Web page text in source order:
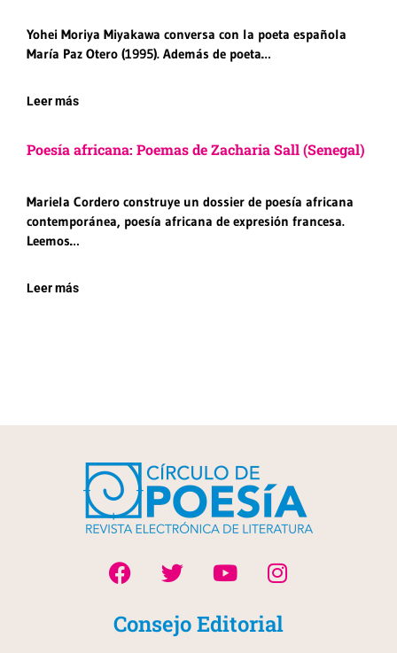
Yohei Moriya Miyakawa conversa con la poeta española
María Paz Otero (1995). Además de poeta…
Leer más
Poesía africana: Poemas de Zacharia Sall (Senegal)
Mariela Cordero construye un dossier de poesía africana
contemporánea, poesía africana de expresión francesa.
Leemos…
Leer más
Consejo Editorial